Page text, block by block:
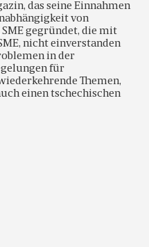
das seine Einnahmen
von
gegründet, die mit
nicht einverstanden
in der
für
Themen,
einen tschechischen